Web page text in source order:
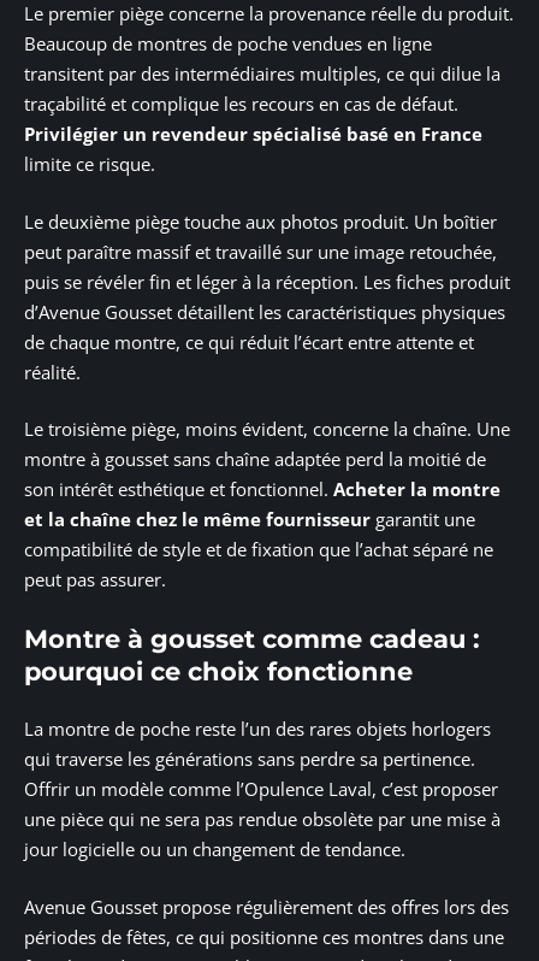
Le premier piège concerne la provenance réelle du produit.
Beaucoup de montres de poche vendues en ligne
transitent par des intermédiaires multiples, ce qui dilue la
traçabilité et complique les recours en cas de défaut.
Privilégier un revendeur spécialisé basé en France
limite ce risque.
Le deuxième piège touche aux photos produit. Un boîtier
peut paraître massif et travaillé sur une image retouchée,
puis se révéler fin et léger à la réception. Les fiches produit
d’Avenue Gousset détaillent les caractéristiques physiques
de chaque montre, ce qui réduit l’écart entre attente et
réalité.
Le troisième piège, moins évident, concerne la chaîne. Une
montre à gousset sans chaîne adaptée perd la moitié de
son intérêt esthétique et fonctionnel. Acheter la montre
et la chaîne chez le même fournisseur garantit une
compatibilité de style et de fixation que l’achat séparé ne
peut pas assurer.
Montre à gousset comme cadeau :
pourquoi ce choix fonctionne
La montre de poche reste l’un des rares objets horlogers
qui traverse les générations sans perdre sa pertinence.
Offrir un modèle comme l’Opulence Laval, c’est proposer
une pièce qui ne sera pas rendue obsolète par une mise à
jour logicielle ou un changement de tendance.
Avenue Gousset propose régulièrement des offres lors des
périodes de fêtes, ce qui positionne ces montres dans une